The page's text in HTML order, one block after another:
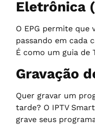
Eletrônica
O EPG permite que
passando em cada
É como um guia de
Gravação
Quer gravar um
tarde? O IPTV
grave seus